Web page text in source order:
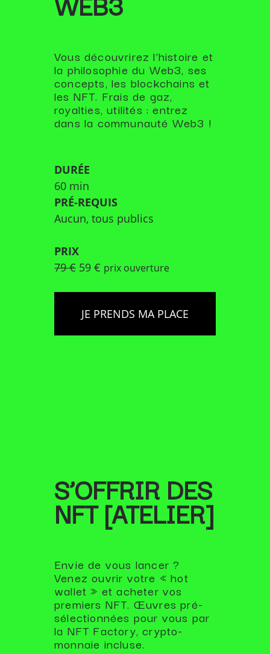
Vous découvrirez l’histoire et
la philosophie du Web3, ses
concepts, les blockchains et
les NFT. Frais de gaz,
royalties, utilités : entrez
dans la communauté Web3 !
DURÉE
60 min
PRÉ-REQUIS
Aucun, tous publics
PRIX
79 € 59 € prix ouverture
JE PRENDS MA PLACE
S’OFFRIR DES
NFT[ATELIER]
Envie de vous lancer ?
Venez ouvrir votre « hot
wallet » et acheter vos
premiers NFT. Œuvres pré-
sélectionnées pour vous par
la NFT Factory, crypto-
monnaie incluse.